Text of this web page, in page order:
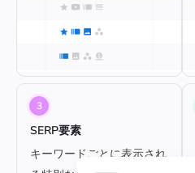
SERP要素
キーワードごとに表示され